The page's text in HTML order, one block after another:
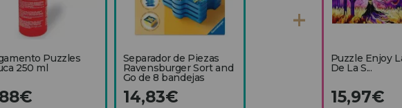
Puzzles
250 ml
Separador de Piezas
Ravensburger Sort and
Go de 8 bandejas
14,83€
Puzzle Enjoy
De La S...
15,97€